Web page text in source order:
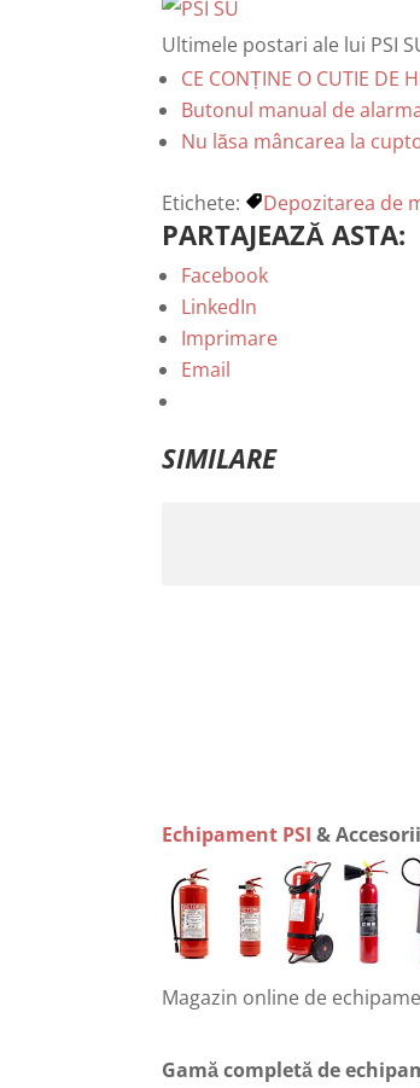
Ultimele postari ale lui PSI
CE CONȚINE O CUTIE DE
Butonul manual de
Nu lăsa mâncarea la
Etichete: Depozitarea de
PARTAJEAZĂ ASTA:
Facebook
LinkedIn
Imprimare
Email
SIMILARE
Echipament PSI & Accesorii
Magazin online de
Gamă completă de